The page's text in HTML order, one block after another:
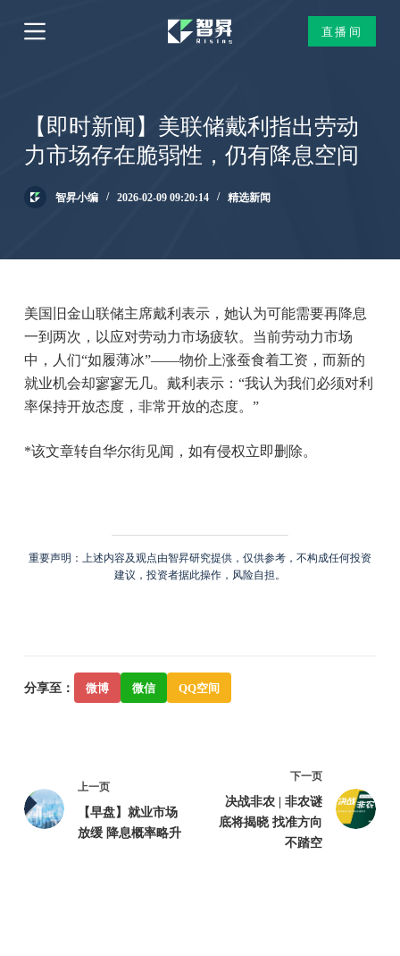
跳
过
直播间
【即时新闻】美联储戴利指出劳动
力市场存在脆弱性，仍有降息空间
智昇小编 2026-02-09 09:20:14 精选新闻
美国旧金山联储主席戴利表示，她认为可能需要再降息
一到两次，以应对劳动力市场疲软。当前劳动力市场
中，人们“如履薄冰”——物价上涨蚕食着工资，而新的
就业机会却寥寥无几。戴利表示：“我认为我们必须对利
率保持开放态度，非常开放的态度。”
*该文章转自华尔街见闻，如有侵权立即删除。
重要声明：上述内容及观点由智昇研究提供，仅供参考，不构成任何投资
建议，投资者据此操作，风险自担。
分享至： 微博 微信 QQ空间
上一页
【早盘】就业市场
放缓 降息概率略升
下一页
决战非农 | 非农谜
底将揭晓 找准方向
不踏空